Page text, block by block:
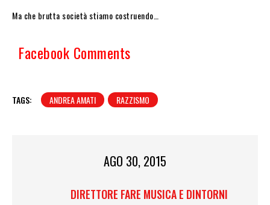
Ma che brutta società stiamo costruendo…
Facebook Comments
TAGS: ANDREA AMATI RAZZISMO
AGO 30, 2015
DIRETTORE FARE MUSICA E DINTORNI